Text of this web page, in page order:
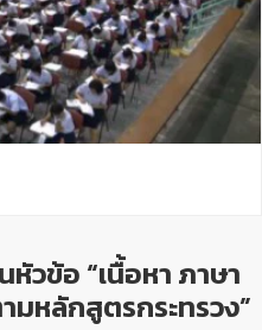
วข้อ “เนื้อหา ภาษา
มหลักสูตรกระทรวง”